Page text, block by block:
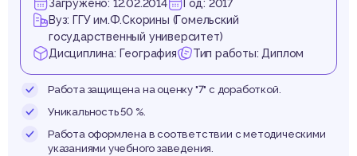
Загружено: 12.02.2014
Год: 2017
Вуз: ГГУ им.Ф.Скорины (Гомельский
государственный университет)
Дисциплина: География
Тип работы: Диплом
Работа защищена на оценку "7" с доработкой.
Уникальность 50 %.
Работа оформлена в соответствии с методическими
указаниями учебного заведения.